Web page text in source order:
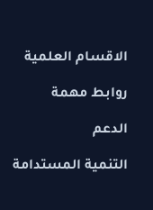
الاقسام العلمية
روابط مهمة
الدعم
التنمية المستدامة